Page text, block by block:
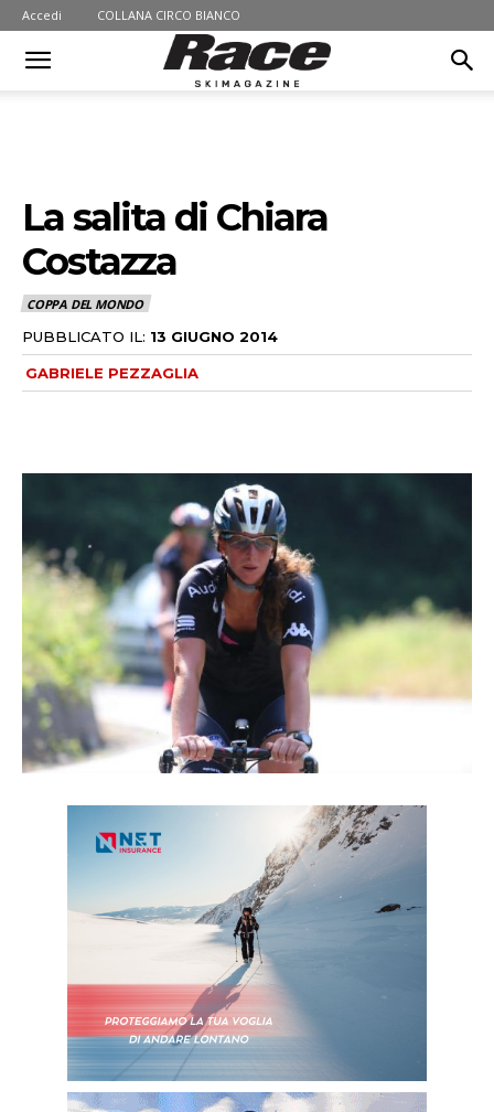
Accedi COLLANA CIRCO BIANCO
La salita di Chiara
Costazza
COPPA DEL MONDO
PUBBLICATO IL: 13 GIUGNO 2014
GABRIELE PEZZAGLIA